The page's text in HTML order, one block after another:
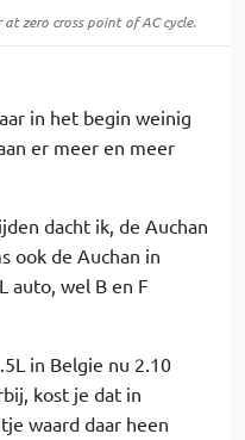
zero cross point of AC cycle.
in het begin weinig
er meer en meer
dacht ik, de Auchan
ook de Auchan in
auto, wel B en F
in Belgie nu 2.10
kost je dat in
waard daar heen